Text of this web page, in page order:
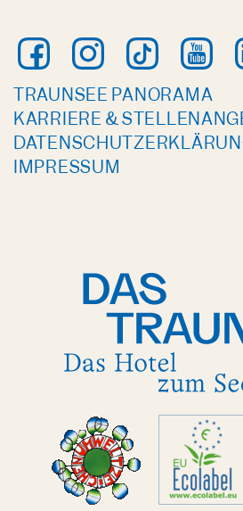
TRAUNSEE PANORAMA
KARRIERE &
IMPRESSUM